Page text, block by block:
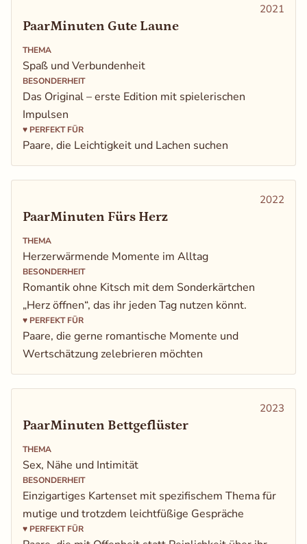
PaarMinuten Gute Laune
2021
THEMA
Spaß und Verbundenheit
BESONDERHEIT
Das Original – erste Edition mit spielerischen
Impulsen
♥ PERFEKT FÜR
Paare, die Leichtigkeit und Lachen suchen
PaarMinuten Fürs Herz
2022
THEMA
Herzerwärmende Momente im Alltag
BESONDERHEIT
Romantik ohne Kitsch mit dem Sonderkärtchen
„Herz öffnen“, das ihr jeden Tag nutzen könnt.
♥ PERFEKT FÜR
Paare, die gerne romantische Momente und
Wertschätzung zelebrieren möchten
PaarMinuten Bettgeflüster
2023
THEMA
Sex, Nähe und Intimität
BESONDERHEIT
Einzigartiges Kartenset mit spezifischem Thema für
mutige und trotzdem leichtfüßige Gespräche
♥ PERFEKT FÜR